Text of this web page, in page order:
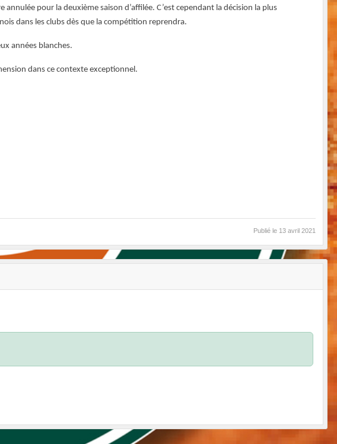
pour la deuxième saison d’affilée. C’est cependant la décision la plus
dans les clubs dès que la compétition reprendra.
années blanches.
dans ce contexte exceptionnel.
Publié le 13 avril 2021